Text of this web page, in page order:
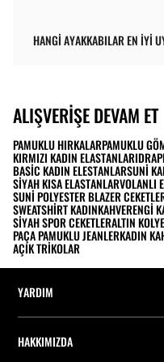
HANGI AYAKKABILAR EN İYI
ALIŞVERIŞE DEVAM ET
PAMUKLU HIRKALARPAMUKLU
KIRMIZI KADIN ELASTANLARI
BASIC KADIN ELESTANLARSUNI
SIYAH KISA ELASTANLARVOLANLI
SUNI POLYESTER BLAZER
SWEATSHIRT KADINKAHVERENGI
SIYAH SPOR CEKETLERALTIN
PAÇA PAMUKLU JEANLERKADIN
AÇIK TRIKOLAR
YARDIM
Siparişi takip edin
HAKKIMIZDA